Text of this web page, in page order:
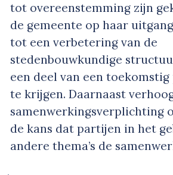
tot overeenstemming zijn
de gemeente op haar
tot een verbetering van de
stedenbouwkundige
een deel van een
te krijgen. Daarnaast
samenwerkingsverplichting
de kans dat partijen in het
andere thema’s de